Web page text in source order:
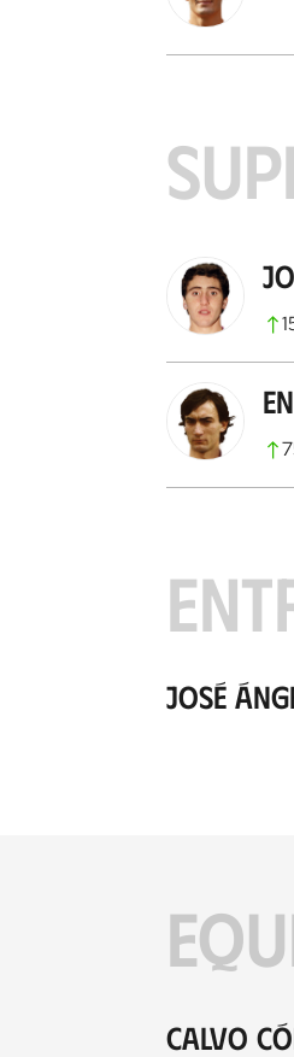
José
Calvo